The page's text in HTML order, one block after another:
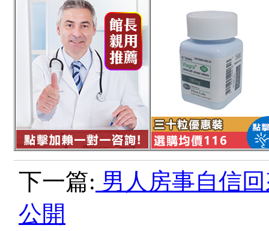
下一篇: 男人房事自信
公開